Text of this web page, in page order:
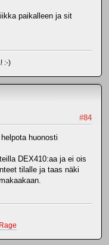
paikalleen ja sit
:-)
#84
huonosti
DEX410:aa ja ei ois
tilalle ja taas näki